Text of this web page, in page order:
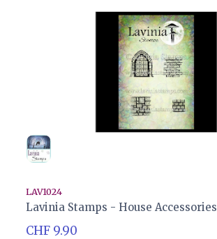
LAV1024
Lavinia Stamps - House Accessories
CHF 9.90